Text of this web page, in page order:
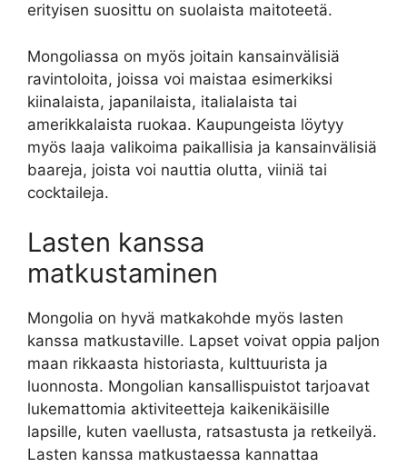
erityisen suosittu on suolaista maitoteetä.
Mongoliassa on myös joitain kansainvälisiä
ravintoloita, joissa voi maistaa esimerkiksi
kiinalaista, japanilaista, italialaista tai
amerikkalaista ruokaa. Kaupungeista löytyy
myös laaja valikoima paikallisia ja kansainvälisiä
baareja, joista voi nauttia olutta, viiniä tai
cocktaileja.
Lasten kanssa
matkustaminen
Mongolia on hyvä matkakohde myös lasten
kanssa matkustaville. Lapset voivat oppia paljon
maan rikkaasta historiasta, kulttuurista ja
luonnosta. Mongolian kansallispuistot tarjoavat
lukemattomia aktiviteetteja kaikenikäisille
lapsille, kuten vaellusta, ratsastusta ja retkeilyä.
Lasten kanssa matkustaessa kannattaa